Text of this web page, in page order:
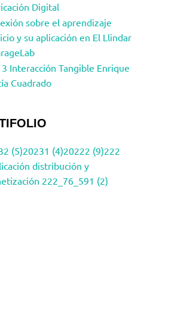
Digital
sobre el aprendizaje
y su aplicación en El Llindar
3 Interacción Tangible Enrique
Cuadrado
(5)20231 (4)20222 (9)222
distribución y
222_76_591 (2)